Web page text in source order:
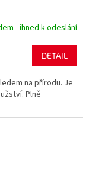
- ihned k odeslání
DETAIL
na přírodu. Je
Plně